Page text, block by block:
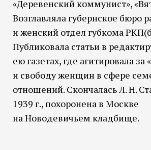
«Деревенский коммунист»,
Возглавляла губернское бюро
и женский отдел губкома
Публиковала статьи в
ею газетах, где агитировала
и свободу женщин в сфере
отношений. Скончалась Л. Н.
1939 г., похоронена в Москве
на Новодевичьем кладбище.